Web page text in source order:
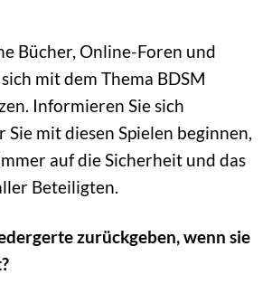
Bücher, Online-Foren und
mit dem Thema BDSM
Informieren Sie sich
mit diesen Spielen beginnen,
auf die Sicherheit und das
Beteiligten.
zurückgeben, wenn sie